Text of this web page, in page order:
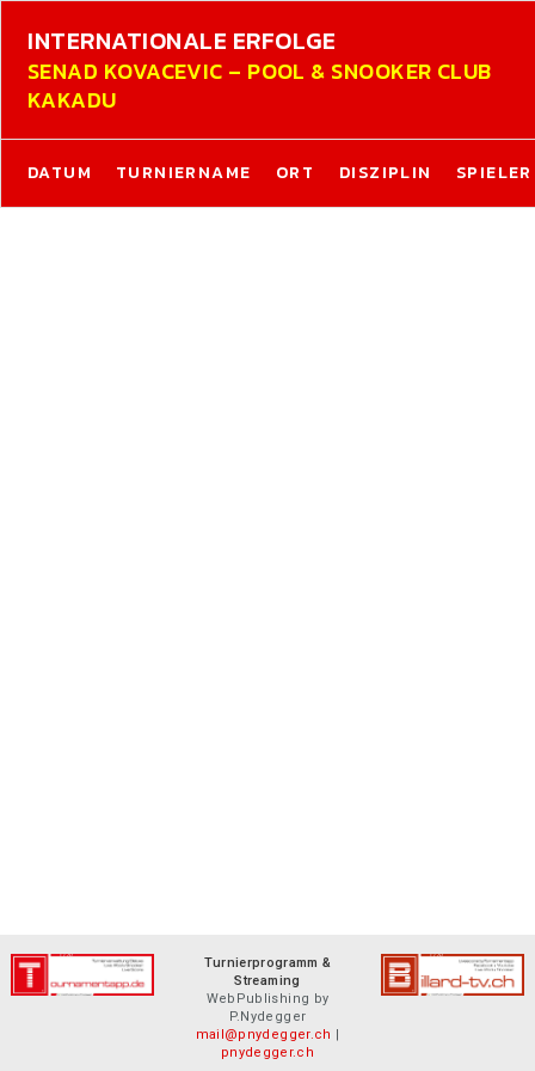
INTERNATIONALE ERFOLGE
SENAD KOVACEVIC – POOL & SNOOKER CLUB
KAKADU
DATUM TURNIERNAME ORT DISZIPLIN SPIELER
Turnierprogramm &
Streaming
WebPublishing by
P.Nydegger
mail@pnydegger.ch |
pnydegger.ch